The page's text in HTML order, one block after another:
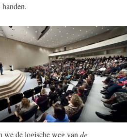
we de logische weg van de